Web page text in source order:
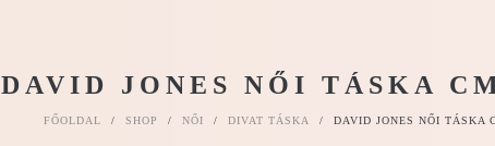
DAVID JONES NŐI TÁSKA
FŐOLDAL / SHOP / NŐI / DIVAT TÁSKA / DAVID JONES NŐI TÁSKA